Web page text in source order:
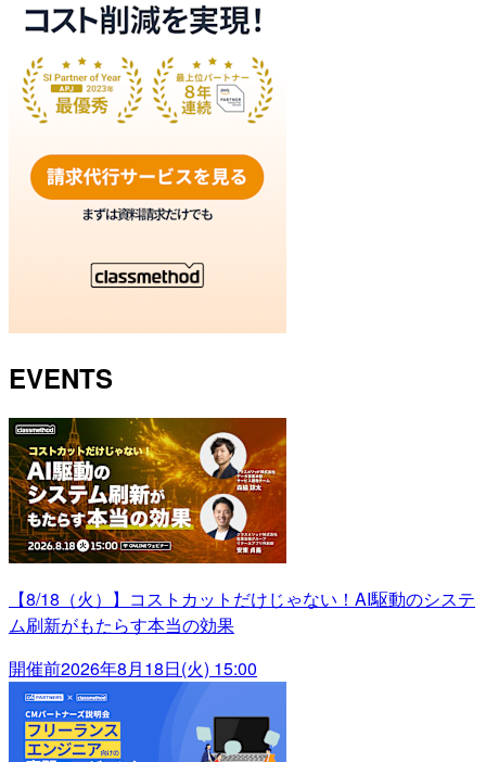
EVENTS
【8/18（火）】コストカットだけじゃない！AI駆動のシステ
ム刷新がもたらす本当の効果
開催前2026年8月18日(火) 15:00